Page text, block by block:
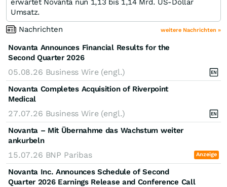
erwartet Novanta nun 1,13 bis 1,14 Mrd. US-Dollar
Umsatz.
Nachrichten
weitere Nachrichten »
Novanta Announces Financial Results for the
Second Quarter 2026
05.08.26 Business Wire (engl.)
Novanta Completes Acquisition of Riverpoint
Medical
27.07.26 Business Wire (engl.)
Novanta – Mit Übernahme das Wachstum weiter
ankurbeln
15.07.26 BNP Paribas Anzeige
Novanta Inc. Announces Schedule of Second
Quarter 2026 Earnings Release and Conference Call